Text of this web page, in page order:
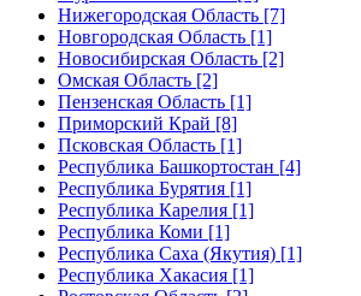
Нижегородская Область [7]
Новгородская Область [1]
Новосибирская Область [2]
Омская Область [2]
Пензенская Область [1]
Приморский Край [8]
Псковская Область [1]
Республика Башкортостан [4]
Республика Бурятия [1]
Республика Карелия [1]
Республика Коми [1]
Республика Саха (Якутия) [1]
Республика Хакасия [1]